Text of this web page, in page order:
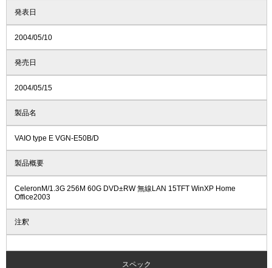
発表日
2004/05/10
発売日
2004/05/15
製品名
VAIO type E VGN-E50B/D
製品概要
CeleronM/1.3G 256M 60G DVD±RW 無線LAN 15TFT WinXP Home
Office2003
注釈
スペック